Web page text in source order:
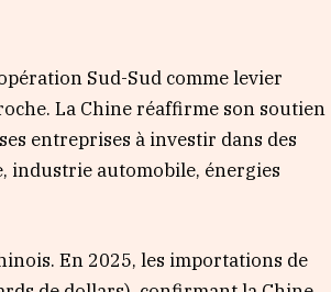
Sud-Sud comme levier
La Chine réaffirme son soutien
entreprises à investir dans des
automobile, énergies
En 2025, les importations de